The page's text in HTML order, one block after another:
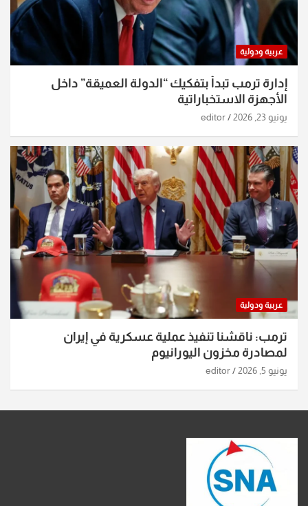
عربية ودولية
إدارة ترمب تبدأ بتفكيك “الدولة العميقة” داخل
الأجهزة الاستخباراتية
يونيو 23, 2026 editor
عربية ودولية
ترمب: ناقشنا تنفيذ عملية عسكرية في إيران
لمصادرة مخزون اليورانيوم
يونيو 5, 2026 editor